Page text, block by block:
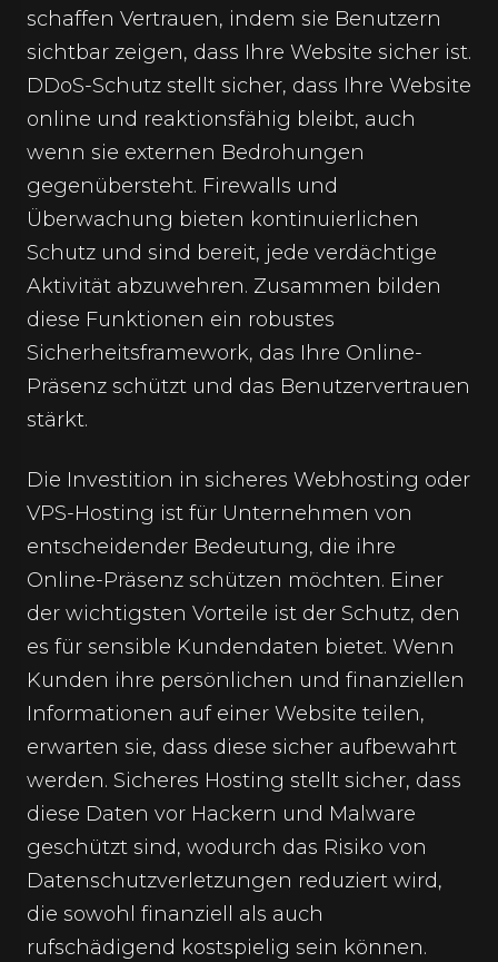
schaffen Vertrauen, indem sie Benutzern
sichtbar zeigen, dass Ihre Website sicher ist.
DDoS-Schutz stellt sicher, dass Ihre Website
online und reaktionsfähig bleibt, auch
wenn sie externen Bedrohungen
gegenübersteht. Firewalls und
Überwachung bieten kontinuierlichen
Schutz und sind bereit, jede verdächtige
Aktivität abzuwehren. Zusammen bilden
diese Funktionen ein robustes
Sicherheitsframework, das Ihre Online-
Präsenz schützt und das Benutzervertrauen
stärkt.
Die Investition in sicheres Webhosting oder
VPS-Hosting ist für Unternehmen von
entscheidender Bedeutung, die ihre
Online-Präsenz schützen möchten. Einer
der wichtigsten Vorteile ist der Schutz, den
es für sensible Kundendaten bietet. Wenn
Kunden ihre persönlichen und finanziellen
Informationen auf einer Website teilen,
erwarten sie, dass diese sicher aufbewahrt
werden. Sicheres Hosting stellt sicher, dass
diese Daten vor Hackern und Malware
geschützt sind, wodurch das Risiko von
Datenschutzverletzungen reduziert wird,
die sowohl finanziell als auch
rufschädigend kostspielig sein können.